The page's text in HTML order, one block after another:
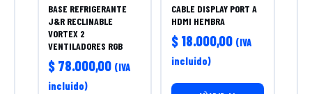
BASE REFRIGERANTE
J&R RECLINABLE
VORTEX 2
VENTILADORES RGB
$ 78.000,00 (IVA
incluido)
CABLE DISPLAY PORT A
HDMI HEMBRA
$18.000,00 (IVA
incluido)